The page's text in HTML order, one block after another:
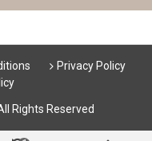
Privacy Policy
Rights Reserved